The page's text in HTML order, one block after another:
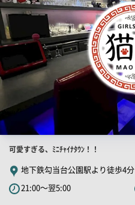
店
舗
PR
キ
可愛すぎる、ﾐﾆﾁｬｲﾅﾀｳﾝ！！
地下鉄勾当台公園駅より徒歩4分
21:00～翌5:00